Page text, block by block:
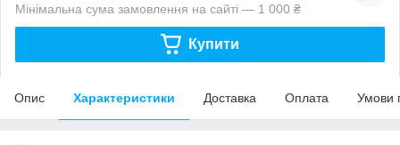
Мінімальна сума замовлення на сайті — 1 000 ₴
Купити
Опис Характеристики Доставка Оплата Умови